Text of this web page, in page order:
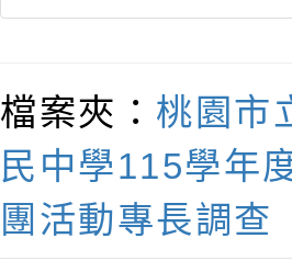
檔案夾： 桃園市
民中學115學年
團活動專長調查